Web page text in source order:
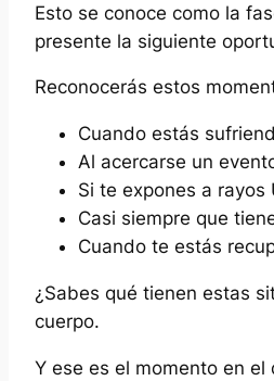
Esto se conoce como la
presente la siguiente
Reconocerás estos
Cuando estás
Al acercarse un
Si te expones a rayos
Casi siempre que
Cuando te estás
¿Sabes qué tienen estas
cuerpo.
Y ese es el momento en